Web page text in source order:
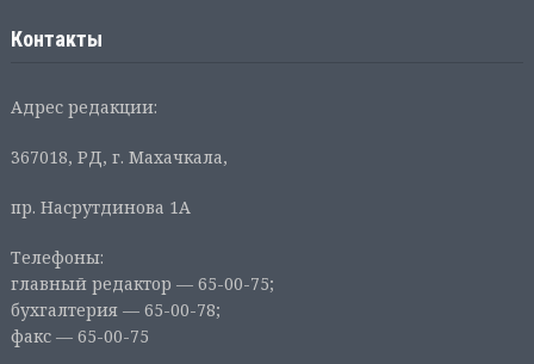
Контакты
Адрес редакции:
367018, РД, г. Махачкала,
пр. Насрутдинова 1А
Телефоны:
главный редактор — 65-00-75;
бухгалтерия — 65-00-78;
факс — 65-00-75